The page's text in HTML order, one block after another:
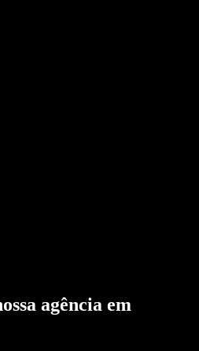
agência em